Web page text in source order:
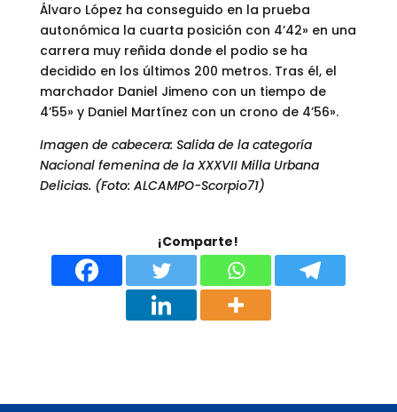
Álvaro López ha conseguido en la prueba
autonómica la cuarta posición con 4’42» en una
carrera muy reñida donde el podio se ha
decidido en los últimos 200 metros. Tras él, el
marchador Daniel Jimeno con un tiempo de
4’55» y Daniel Martínez con un crono de 4’56».
Imagen de cabecera: Salida de la categoría
Nacional femenina de la XXXVII Milla Urbana
Delicias. (Foto: ALCAMPO-Scorpio71)
¡Comparte!